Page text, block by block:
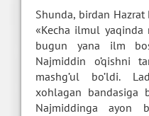
Shunda, birdan
«Kecha ilmul
bugun yana ilm
Najmiddin o’qishni
mashg’ul bo’ldi.
xohlagan bandasiga
Najmiddinga ayon